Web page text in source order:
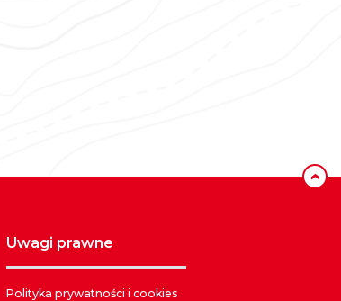
‹
uwagi prawne
Polityka prywatności i cookies